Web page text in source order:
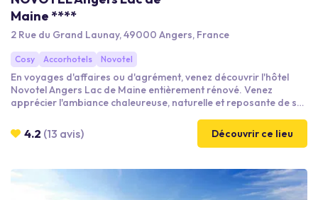
Maine ****
2 Rue du Grand Launay, 49000 Angers, France
Cosy Accorhotels Novotel
En voyages d'affaires ou d'agrément, venez découvrir l'hôtel
Novotel Angers Lac de Maine entièrement rénové. Venez
apprécier l'ambiance chaleureuse, naturelle et reposante de ses
Patio vous accueillera pour un moment privilégié et convivial
autour d'un repas ou d'un verre. Vous pourrez également
4.2 (13 avis) Découvrir ce lieu